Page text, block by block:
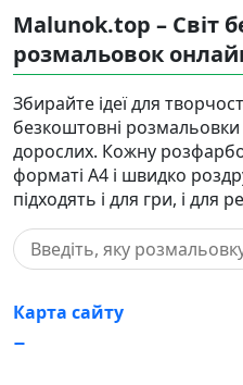
Malunok.top – Світ
розмальовок
Збирайте ідеї для
безкоштовні розмальовки
дорослих. Кожну
форматі А4 і швидко
підходять і для гри, і для
Карта сайту
Правовласникам